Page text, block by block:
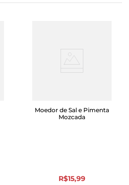
Moedor de Sal e Pimenta
Mozcada
R$15,99